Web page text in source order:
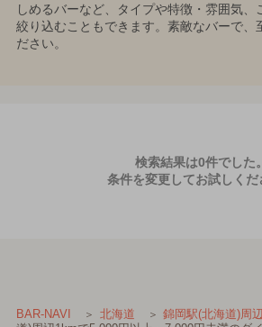
しめるバーなど、タイプや特徴・雰囲気、
絞り込むこともできます。素敵なバーで、
ださい。
検索結果は0件でした。
条件を変更してお試しくだ
BAR-NAVI 北海道 錦岡駅(北海道)周